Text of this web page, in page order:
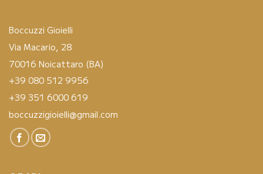
Boccuzzi Gioielli
Via Macario, 28
70016 Noicattaro (BA)
+39 080 512 9956
+39 351 6000 619
boccuzzigioielli@gmail.com